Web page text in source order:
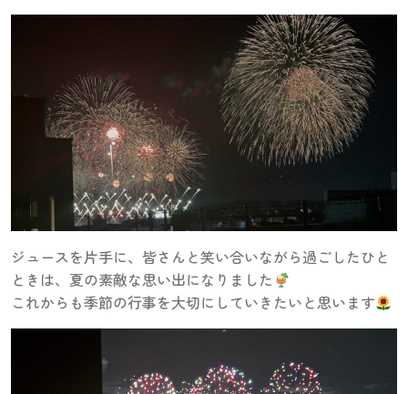
ジュースを片手に、皆さんと笑い合いながら過ごしたひと
ときは、夏の素敵な思い出になりました
これからも季節の行事を大切にしていきたいと思います